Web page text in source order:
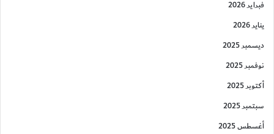
فبراير 2026
يناير 2026
ديسمبر 2025
نوفمبر 2025
أكتوبر 2025
سبتمبر 2025
أغسطس 2025